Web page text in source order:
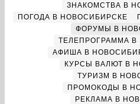
ЗНАКОМСТВА В
ПОГОДА В НОВОСИБИРСКЕ
ФОРУМЫ В
ТЕЛЕПРОГРАММА
АФИША В
КУРСЫ ВАЛЮТ В
ТУРИЗМ В
ПРОМОКОДЫ В
РЕКЛАМА В